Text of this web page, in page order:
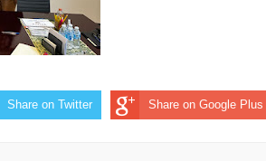
Share on Twitter Share on Google Plus